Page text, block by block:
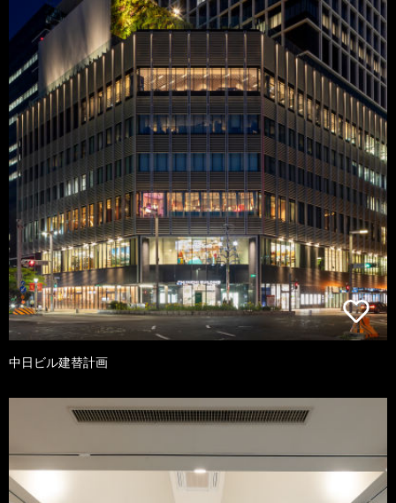
中日ビル建替計画